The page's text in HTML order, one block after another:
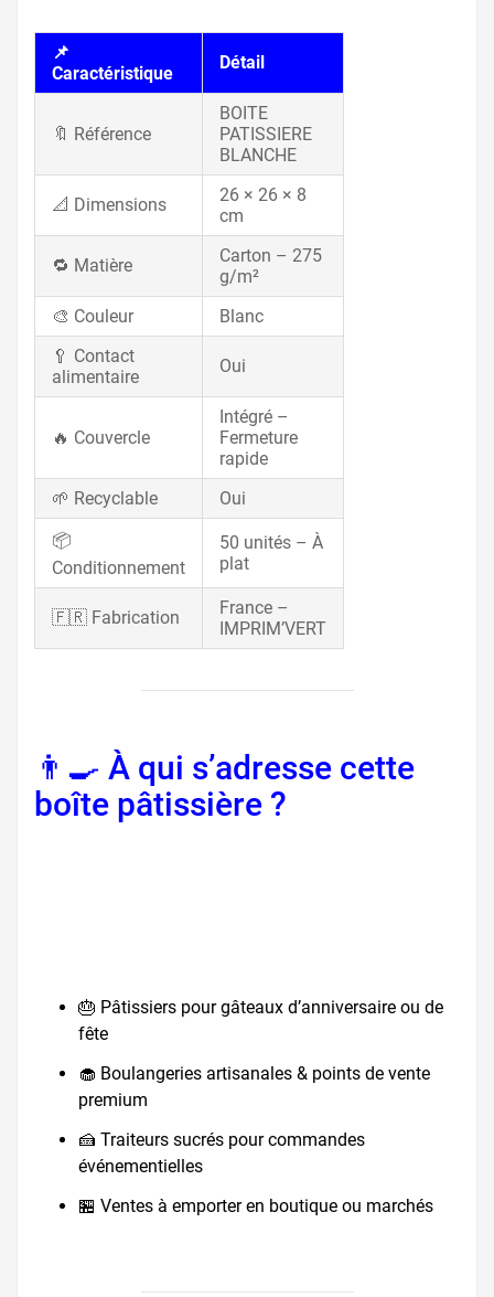
📌
Caractéristique
Détail
🔖 Référence
BOITE
PATISSIERE
BLANCHE
📐 Dimensions
26 × 26 × 8
cm
🔁 Matière
Carton – 275
g/m²
🎨 Couleur
Blanc
🥄 Contact
alimentaire
Oui
🔥 Couvercle
Intégré –
Fermeture
rapide
🌱 Recyclable
Oui
📦
Conditionnement
50 unités – À
plat
🇫🇷 Fabrication
France –
IMPRIM’VERT
👨‍🍳 À qui s’adresse cette
boîte pâtissière ?
🎂 Pâtissiers pour gâteaux d’anniversaire ou de
fête
🧁 Boulangeries artisanales & points de vente
premium
🍰 Traiteurs sucrés pour commandes
événementielles
🏪 Ventes à emporter en boutique ou marchés